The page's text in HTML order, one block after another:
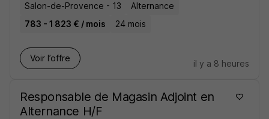
Salon-de-Provence - 13
Alternance
783 - 1 823 € / mois
24 mois
Voir l’offre
il y a 8 heures
Responsable de Magasin Adjoint en
Alternance H/F